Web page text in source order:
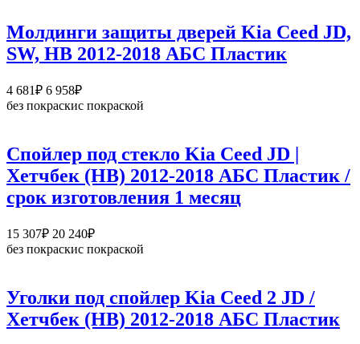
8
349₽
Молдинги защиты дверей Kia Ceed JD,
SW, HB 2012-2018 АБС Пластик
4 681₽ 6 958₽Диапазон
цен:
6
958₽
без покраскис покраской
Спойлер под стекло Kia Ceed JD |
Хетчбек (HB) 2012-2018 АБС Пластик /
срок изготовления 1 месяц
15 307₽ 20 240₽Диапазон
цен:
20
240₽
без покраскис покраской
Уголки под спойлер Kia Ceed 2 JD /
Хетчбек (HB) 2012-2018 АБС Пластик